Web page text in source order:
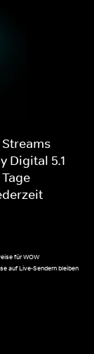
Digital 5.1
für WOW
auf Live-Sendern bleiben